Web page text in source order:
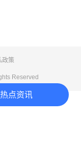
点资讯
政策
Reserved